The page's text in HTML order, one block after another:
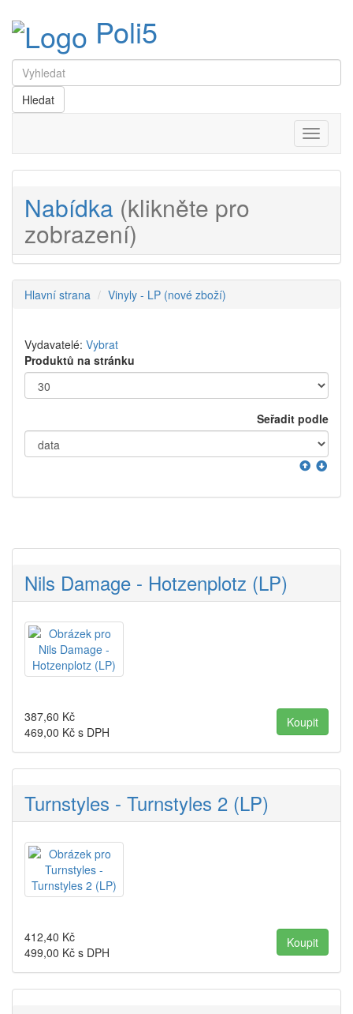
Poli5
Menu
Nabídka (klikněte pro
zobrazení)
Hlavní strana Vinyly - LP (nové zboží)
Vydavatelé: Vybrat
Produktů na stránku
Seřadit podle
Nils Damage - Hotzenplotz (LP)
387,60 Kč
469,00 Kč s DPH
Turnstyles - Turnstyles 2 (LP)
412,40 Kč
499,00 Kč s DPH